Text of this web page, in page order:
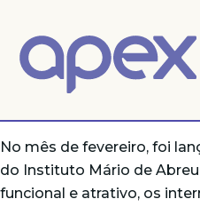
No mês de fevereiro, foi
do Instituto Mário de
funcional e atrativo, os